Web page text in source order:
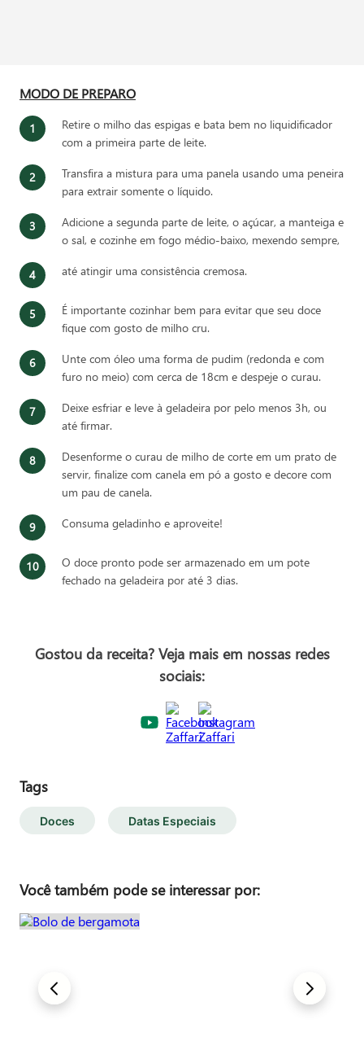
MODO DE PREPARO
Retire o milho das espigas e bata bem no liquidificador
com a primeira parte de leite.
Transfira a mistura para uma panela usando uma peneira
para extrair somente o líquido.
Adicione a segunda parte de leite, o açúcar, a manteiga e
o sal, e cozinhe em fogo médio-baixo, mexendo sempre,
até atingir uma consistência cremosa.
É importante cozinhar bem para evitar que seu doce
fique com gosto de milho cru.
Unte com óleo uma forma de pudim (redonda e com
furo no meio) com cerca de 18cm e despeje o curau.
Deixe esfriar e leve à geladeira por pelo menos 3h, ou
até firmar.
Desenforme o curau de milho de corte em um prato de
servir, finalize com canela em pó a gosto e decore com
um pau de canela.
Consuma geladinho e aproveite!
O doce pronto pode ser armazenado em um pote
fechado na geladeira por até 3 dias.
Gostou da receita? Veja mais em nossas redes
sociais:
Tags
Doces Datas Especiais
Você também pode se interessar por: